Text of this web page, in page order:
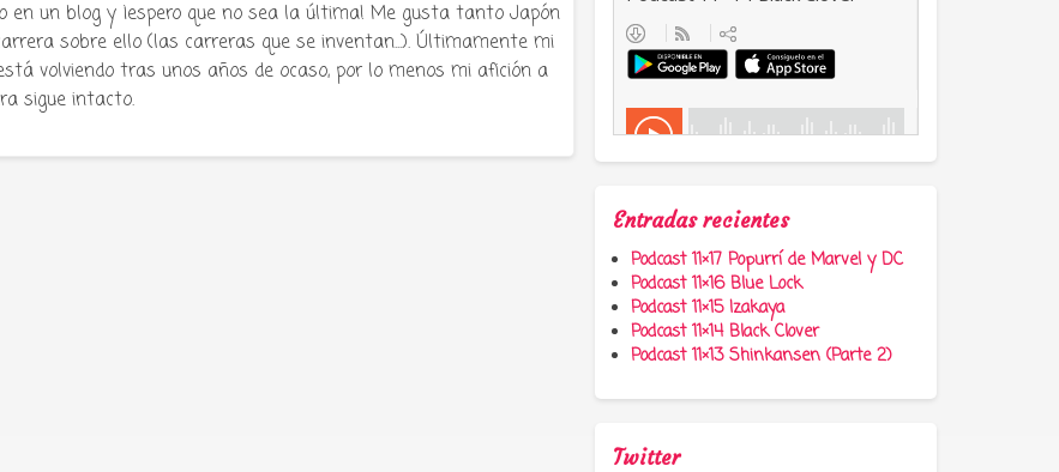
en un blog y ¡espero que no sea la última! Me gusta tanto Japón
sobre ello (las carreras que se inventan...). Últimamente mi
volviendo tras unos años de ocaso, por lo menos mi afición a
sigue intacto.
Entradas recientes
Podcast 11×17 Popurrí de Marvel y DC
Podcast 11×16 Blue Lock
Podcast 11×15 Izakaya
Podcast 11×14 Black Clover
Podcast 11×13 Shinkansen (Parte 2)
Twitter